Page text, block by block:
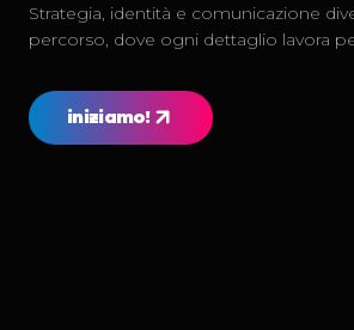
Strategia, identità e comunicazione
percorso, dove ogni dettaglio lavora
iniziamo!